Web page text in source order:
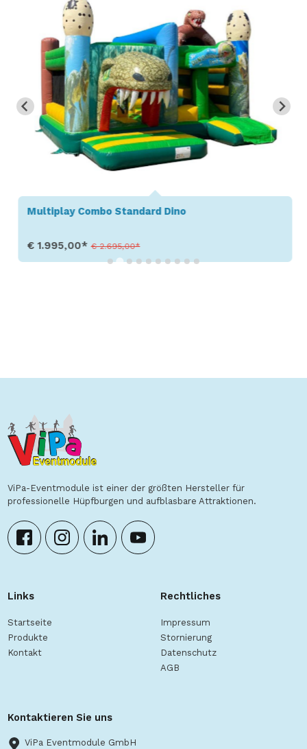
Multiplay Combo Standard Dino
€ 1.995,00* € 2.695,00*
ViPa-Eventmodule ist einer der größten Hersteller für
professionelle Hüpfburgen und aufblasbare Attraktionen.
Links
Startseite
Produkte
Kontakt
Rechtliches
Impressum
Stornierung
Datenschutz
AGB
Kontaktieren Sie uns
ViPa Eventmodule GmbH